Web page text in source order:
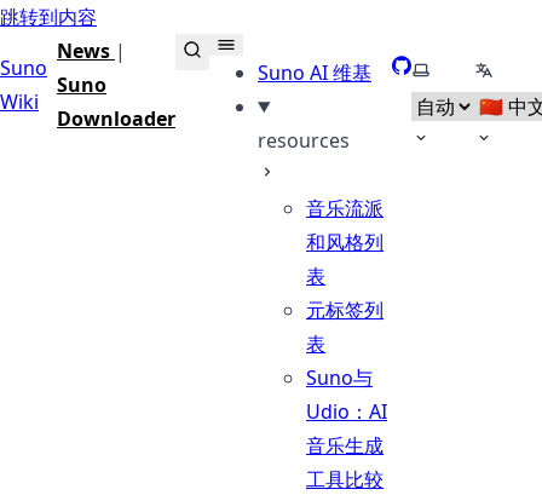
跳转到内容
Suno
Wiki
News |
Suno
Downloader
Suno AI 维基
resources
音乐流派
和风格列
表
元标签列
表
Suno与
Udio：AI
音乐生成
工具比较
GitHub
选择主题选择语